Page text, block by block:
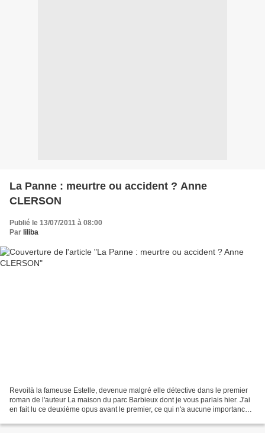
La Panne : meurtre ou accident ? Anne
CLERSON
Publié le 13/07/2011 à 08:00
Par liliba
Revoilà la fameuse Estelle, devenue malgré elle détective dans le premier
roman de l'auteur La maison du parc Barbieux dont je vous parlais hier. J'ai
en fait lu ce deuxième opus avant le premier, ce qui n'a aucune importance